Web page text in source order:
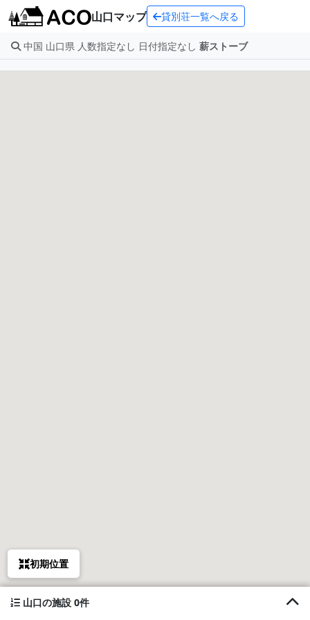
山口マップ 貸別荘一覧へ戻る
中国 山口県 人数指定なし 日付指定なし 薪ストーブ
初期位置
山口の施設 0件